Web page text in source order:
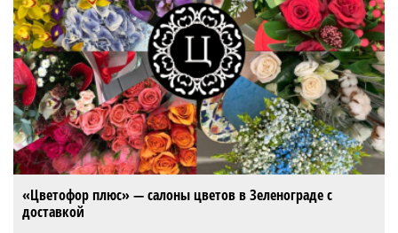
«Цветофор плюс» — салоны цветов в Зеленограде с
доставкой